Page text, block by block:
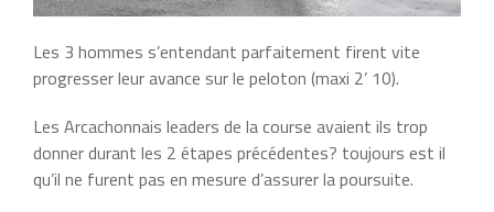
Les 3 hommes s’entendant parfaitement firent vite
progresser leur avance sur le peloton (maxi 2’ 10).
Les Arcachonnais leaders de la course avaient ils trop
donner durant les 2 étapes précédentes? toujours est il
qu’il ne furent pas en mesure d’assurer la poursuite.